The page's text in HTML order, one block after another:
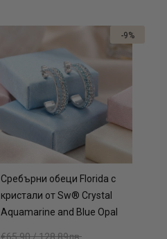
Сребърни обеци Florida с
кристали от Sw® Crystal
Aquamarine and Blue Opal
-9%